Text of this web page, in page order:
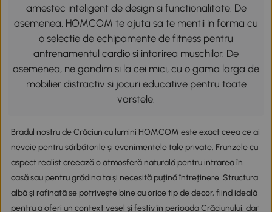
amestec inteligent de design si functionalitate. De
asemenea, HOMCOM te ajuta sa te mentii in forma cu
o selectie de echipamente de fitness pentru
antrenamentul cardio si intarirea muschilor. De
asemenea, ne gandim si la cei mici, cu o gama larga de
mobilier distractiv si jocuri educative pentru toate
varstele.
Bradul nostru de Crăciun cu lumini HOMCOM este exact ceea ce ai
nevoie pentru sărbătorile și evenimentele tale private. Frunzele cu
aspect realist creează o atmosferă naturală pentru intrarea în
casă sau pentru grădina ta și necesită puțină întreținere. Structura
albă și rafinată se potrivește bine cu orice tip de decor, fiind ideală
pentru a oferi un context vesel și festiv în perioada Crăciunului, dar